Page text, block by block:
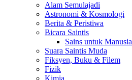
Alam Semulajadi
Astronomi & Kosmologi
Berita & Peristiwa
Bicara Saintis
Sains untuk Manusia
Suara Saintis Muda
Fiksyen, Buku & Filem
Fizik
Kimia